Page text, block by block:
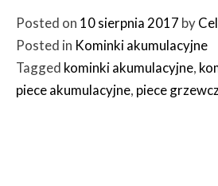
Posted on 10 sierpnia 2017 by
Posted in Kominki akumulacyjne
Tagged kominki akumulacyjne,
piece akumulacyjne, piece